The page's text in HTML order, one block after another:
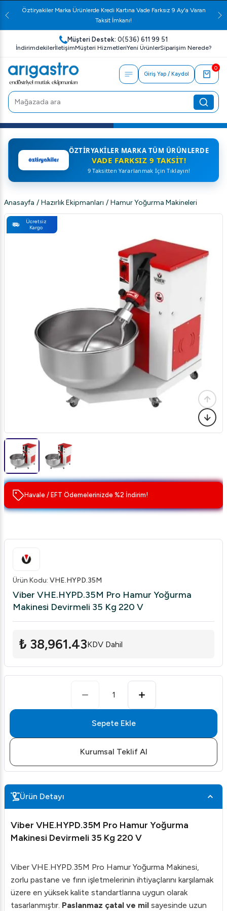
Öztiryakiler Marka Ürünlerde Kredi Kartına Vade Farksız 9 Ay'a Varan
Taksit İmkanı!
Müşteri Destek: 0(536) 611 99 51
İndirimdekilerİletişimMüşteri HizmetleriYeni ÜrünlerSiparişim Nerede?
Giriş Yap / Kaydol
0
ÖZTIRYAKILER MARKA TÜM ÜRÜNLERDE
VADE FARKSIZ 9 TAKSIT!
9 Taksitten Yararlanmak İçin Tıklayın!
Anasayfa / Hazırlık Ekipmanları / Hamur Yoğurma Makineleri
Ücretsiz
Kargo
Havale / EFT Ödemelerinizde %2 İndirim!
Ürün Kodu: VHE.HYPD.35M
Viber VHE.HYPD.35M Pro Hamur Yoğurma
Makinesi Devirmeli 35 Kg 220 V
₺ 38,961.43KDV Dahil
1
Sepete Ekle
Kurumsal Teklif Al
Ürün Detayı
Viber VHE.HYPD.35M Pro Hamur Yoğurma
Makinesi Devirmeli 35 Kg 220 V
Viber VHE.HYPD.35M Pro Hamur Yoğurma Makinesi,
zorlu pastane ve fırın işletmelerinin ihtiyaçlarını karşılamak
üzere en yüksek kalite standartlarına uygun olarak
tasarlanmıştır. Paslanmaz çatal ve mil sayesinde uzun